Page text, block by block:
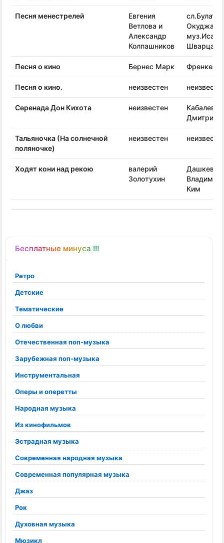
Бесплатные минуса !!!
Ретро
Детские
Тематические
О любви
Отечественная поп-музыка
Зарубежная поп-музыка
Инструментальная
Оперы и оперетты
Народная музыка
Из кинофильмов
Эстрадная музыка
Современная народная музыка
Современная популярная музыка
Джаз
Рок
Духовная музыка
Мюзикл
Песня менестрелей
Евгения
Ветлова и
Александр
Колпашников
сл.Булата
Окуджавы
Шварца
Песня о кино Бернес Марк Френкель
Песня о кино. неизвестен
Серенада Дон Кихота неизвестен
Дмитрий
Тальяночка (На солнечной
поляночке)
неизвестен
Ходят кони над рекою
валерий
Золотухин
Дашкевич
Ким